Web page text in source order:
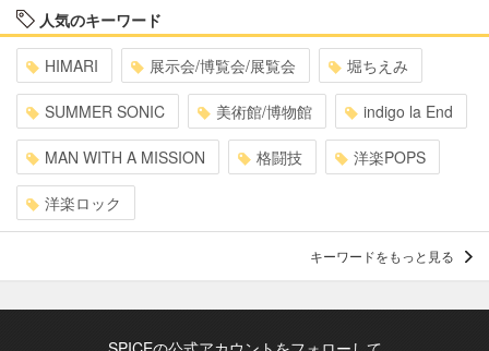
人気のキーワード
HIMARI 展示会/博覧会/展覧会 堀ちえみ
SUMMER SONIC 美術館/博物館 indigo la End
MAN WITH A MISSION 格闘技 洋楽POPS
洋楽ロック
キーワードをもっと見る